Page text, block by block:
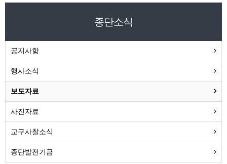
종단소식
공지사항
행사소식
보도자료
사진자료
교구사찰소식
종단발전기금